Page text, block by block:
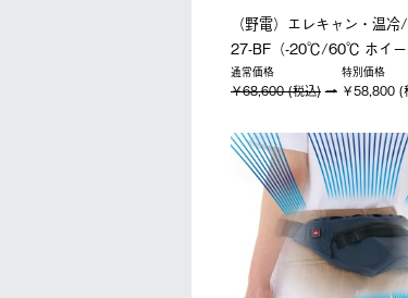
（野電）エレキャン・温
27-BF（-20℃/60℃ ホイー
通常価格
￥68,600 (税込)
特別価格
￥58,800 (